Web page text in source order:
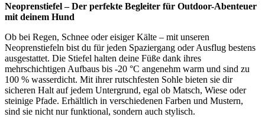
Neoprenstiefel – Der perfekte Begleiter für Outdoor-Abenteuer
mit deinem Hund
Ob bei Regen, Schnee oder eisiger Kälte – mit unseren
Neoprenstiefeln bist du für jeden Spaziergang oder Ausflug bestens
ausgestattet. Die Stiefel halten deine Füße dank ihres
mehrschichtigen Aufbaus bis -20 °C angenehm warm und sind zu
100 % wasserdicht. Mit ihrer rutschfesten Sohle bieten sie dir
sicheren Halt auf jedem Untergrund, egal ob Matsch, Wiese oder
steinige Pfade. Erhältlich in verschiedenen Farben und Mustern,
sind sie nicht nur funktional, sondern auch stylisch.